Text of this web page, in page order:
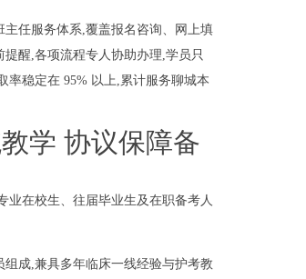
任服务体系,覆盖报名咨询、网上填
醒,各项流程专人协助办理,学员只
率稳定在 95% 以上,累计服务聊城本
学 协议保障备
业在校生、往届毕业生及在职备考人
成,兼具多年临床一线经验与护考教